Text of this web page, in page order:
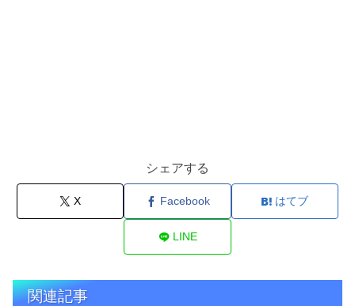
シェアする
X Facebook はてブ
LINE
関連記事